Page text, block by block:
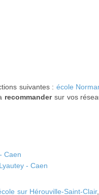
suivantes : école
recommandersur vos
Caen
- Caen
sur Hérouville-Saint-Clair